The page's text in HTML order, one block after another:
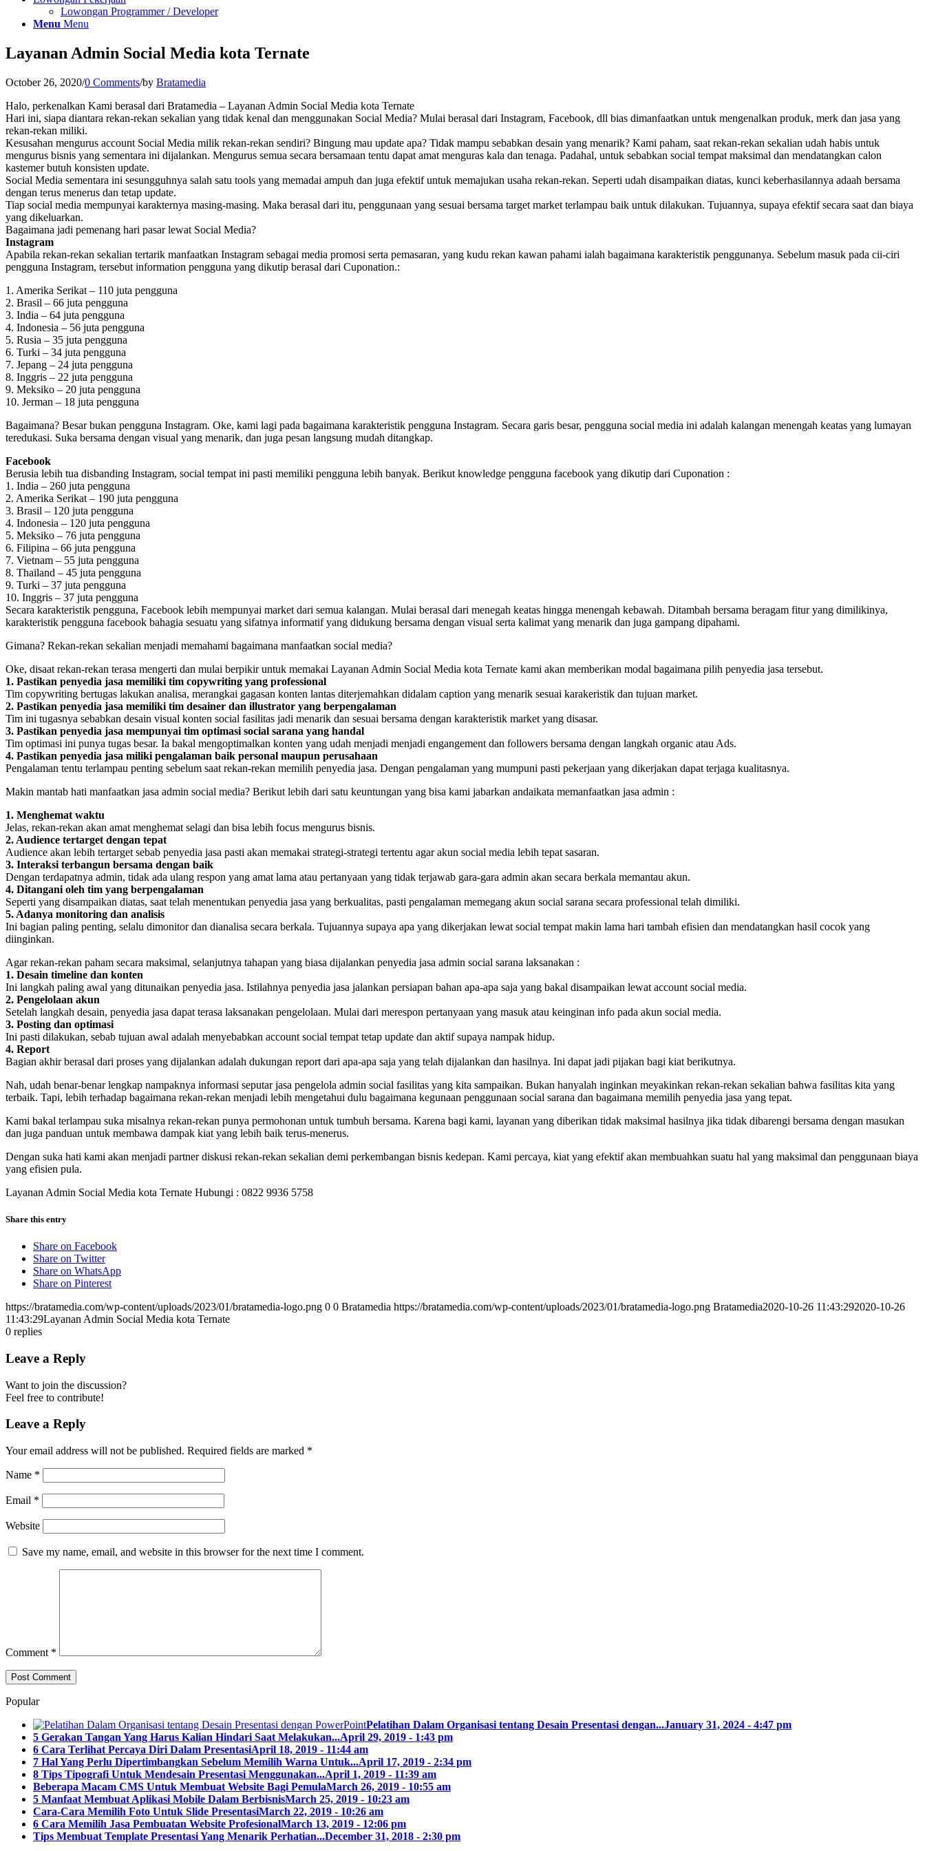
Lowongan Programmer / Developer
Menu Menu
Layanan Admin Social Media kota Ternate
October 26, 2020/0 Comments/by Bratamedia
Halo, perkenalkan Kami berasal dari Bratamedia – Layanan Admin Social Media kota Ternate
Hari ini, siapa diantara rekan-rekan sekalian yang tidak kenal dan menggunakan Social Media? Mulai berasal dari Instagram, Facebook, dll bias dimanfaatkan untuk mengenalkan produk, merk dan jasa yang
rekan-rekan miliki.
Kesusahan mengurus account Social Media milik rekan-rekan sendiri? Bingung mau update apa? Tidak mampu sebabkan desain yang menarik? Kami paham, saat rekan-rekan sekalian udah habis untuk
mengurus bisnis yang sementara ini dijalankan. Mengurus semua secara bersamaan tentu dapat amat menguras kala dan tenaga. Padahal, untuk sebabkan social tempat maksimal dan mendatangkan calon
kastemer butuh konsisten update.
Social Media sementara ini sesungguhnya salah satu tools yang memadai ampuh dan juga efektif untuk memajukan usaha rekan-rekan. Seperti udah disampaikan diatas, kunci keberhasilannya adaah bersama
dengan terus menerus dan tetap update.
Tiap social media mempunyai karakternya masing-masing. Maka berasal dari itu, penggunaan yang sesuai bersama target market terlampau baik untuk dilakukan. Tujuannya, supaya efektif secara saat dan biaya
yang dikeluarkan.
Bagaimana jadi pemenang hari pasar lewat Social Media?
Instagram
Apabila rekan-rekan sekalian tertarik manfaatkan Instagram sebagai media promosi serta pemasaran, yang kudu rekan kawan pahami ialah bagaimana karakteristik penggunanya. Sebelum masuk pada cii-ciri
pengguna Instagram, tersebut information pengguna yang dikutip berasal dari Cuponation.:
1. Amerika Serikat – 110 juta pengguna
2. Brasil – 66 juta pengguna
3. India – 64 juta pengguna
4. Indonesia – 56 juta pengguna
5. Rusia – 35 juta pengguna
6. Turki – 34 juta pengguna
7. Jepang – 24 juta pengguna
8. Inggris – 22 juta pengguna
9. Meksiko – 20 juta pengguna
10. Jerman – 18 juta pengguna
Bagaimana? Besar bukan pengguna Instagram. Oke, kami lagi pada bagaimana karakteristik pengguna Instagram. Secara garis besar, pengguna social media ini adalah kalangan menengah keatas yang lumayan
teredukasi. Suka bersama dengan visual yang menarik, dan juga pesan langsung mudah ditangkap.
Facebook
Berusia lebih tua disbanding Instagram, social tempat ini pasti memiliki pengguna lebih banyak. Berikut knowledge pengguna facebook yang dikutip dari Cuponation :
1. India – 260 juta pengguna
2. Amerika Serikat – 190 juta pengguna
3. Brasil – 120 juta pengguna
4. Indonesia – 120 juta pengguna
5. Meksiko – 76 juta pengguna
6. Filipina – 66 juta pengguna
7. Vietnam – 55 juta pengguna
8. Thailand – 45 juta pengguna
9. Turki – 37 juta pengguna
10. Inggris – 37 juta pengguna
Secara karakteristik pengguna, Facebook lebih mempunyai market dari semua kalangan. Mulai berasal dari menegah keatas hingga menengah kebawah. Ditambah bersama beragam fitur yang dimilikinya,
karakteristik pengguna facebook bahagia sesuatu yang sifatnya informatif yang didukung bersama dengan visual serta kalimat yang menarik dan juga gampang dipahami.
Gimana? Rekan-rekan sekalian menjadi memahami bagaimana manfaatkan social media?
Oke, disaat rekan-rekan terasa mengerti dan mulai berpikir untuk memakai Layanan Admin Social Media kota Ternate kami akan memberikan modal bagaimana pilih penyedia jasa tersebut.
1. Pastikan penyedia jasa memiliki tim copywriting yang professional
Tim copywriting bertugas lakukan analisa, merangkai gagasan konten lantas diterjemahkan didalam caption yang menarik sesuai karakeristik dan tujuan market.
2. Pastikan penyedia jasa memiliki tim desainer dan illustrator yang berpengalaman
Tim ini tugasnya sebabkan desain visual konten social fasilitas jadi menarik dan sesuai bersama dengan karakteristik market yang disasar.
3. Pastikan penyedia jasa mempunyai tim optimasi social sarana yang handal
Tim optimasi ini punya tugas besar. Ia bakal mengoptimalkan konten yang udah menjadi menjadi engangement dan followers bersama dengan langkah organic atau Ads.
4. Pastikan penyedia jasa miliki pengalaman baik personal maupun perusahaan
Pengalaman tentu terlampau penting sebelum saat rekan-rekan memilih penyedia jasa. Dengan pengalaman yang mumpuni pasti pekerjaan yang dikerjakan dapat terjaga kualitasnya.
Makin mantab hati manfaatkan jasa admin social media? Berikut lebih dari satu keuntungan yang bisa kami jabarkan andaikata memanfaatkan jasa admin :
1. Menghemat waktu
Jelas, rekan-rekan akan amat menghemat selagi dan bisa lebih focus mengurus bisnis.
2. Audience tertarget dengan tepat
Audience akan lebih tertarget sebab penyedia jasa pasti akan memakai strategi-strategi tertentu agar akun social media lebih tepat sasaran.
3. Interaksi terbangun bersama dengan baik
Dengan terdapatnya admin, tidak ada ulang respon yang amat lama atau pertanyaan yang tidak terjawab gara-gara admin akan secara berkala memantau akun.
4. Ditangani oleh tim yang berpengalaman
Seperti yang disampaikan diatas, saat telah menentukan penyedia jasa yang berkualitas, pasti pengalaman memegang akun social sarana secara professional telah dimiliki.
5. Adanya monitoring dan analisis
Ini bagian paling penting, selalu dimonitor dan dianalisa secara berkala. Tujuannya supaya apa yang dikerjakan lewat social tempat makin lama hari tambah efisien dan mendatangkan hasil cocok yang
diinginkan.
Agar rekan-rekan paham secara maksimal, selanjutnya tahapan yang biasa dijalankan penyedia jasa admin social sarana laksanakan :
1. Desain timeline dan konten
Ini langkah paling awal yang ditunaikan penyedia jasa. Istilahnya penyedia jasa jalankan persiapan bahan apa-apa saja yang bakal disampaikan lewat account social media.
2. Pengelolaan akun
Setelah langkah desain, penyedia jasa dapat terasa laksanakan pengelolaan. Mulai dari merespon pertanyaan yang masuk atau keinginan info pada akun social media.
3. Posting dan optimasi
Ini pasti dilakukan, sebab tujuan awal adalah menyebabkan account social tempat tetap update dan aktif supaya nampak hidup.
4. Report
Bagian akhir berasal dari proses yang dijalankan adalah dukungan report dari apa-apa saja yang telah dijalankan dan hasilnya. Ini dapat jadi pijakan bagi kiat berikutnya.
Nah, udah benar-benar lengkap nampaknya informasi seputar jasa pengelola admin social fasilitas yang kita sampaikan. Bukan hanyalah inginkan meyakinkan rekan-rekan sekalian bahwa fasilitas kita yang
terbaik. Tapi, lebih terhadap bagaimana rekan-rekan menjadi lebih mengetahui dulu bagaimana kegunaan penggunaan social sarana dan bagaimana memilih penyedia jasa yang tepat.
Kami bakal terlampau suka misalnya rekan-rekan punya permohonan untuk tumbuh bersama. Karena bagi kami, layanan yang diberikan tidak maksimal hasilnya jika tidak dibarengi bersama dengan masukan
dan juga panduan untuk membawa dampak kiat yang lebih baik terus-menerus.
Dengan suka hati kami akan menjadi partner diskusi rekan-rekan sekalian demi perkembangan bisnis kedepan. Kami percaya, kiat yang efektif akan membuahkan suatu hal yang maksimal dan penggunaan biaya
yang efisien pula.
Layanan Admin Social Media kota Ternate Hubungi : 0822 9936 5758
Share this entry
Share on Facebook
Share on Twitter
Share on WhatsApp
Share on Pinterest
https://bratamedia.com/wp-content/uploads/2023/01/bratamedia-logo.png 0 0 Bratamedia https://bratamedia.com/wp-content/uploads/2023/01/bratamedia-logo.png Bratamedia2020-10-26 11:43:292020-10-26
11:43:29Layanan Admin Social Media kota Ternate
0 replies
Leave a Reply
Want to join the discussion?
Feel free to contribute!
Leave a Reply
Your email address will not be published. Required fields are marked *
Name *
Email *
Website
Save my name, email, and website in this browser for the next time I comment.
Comment *
Popular
Pelatihan Dalam Organisasi tentang Desain Presentasi dengan...January 31, 2024 - 4:47 pm
5 Gerakan Tangan Yang Harus Kalian Hindari Saat Melakukan...April 29, 2019 - 1:43 pm
6 Cara Terlihat Percaya Diri Dalam PresentasiApril 18, 2019 - 11:44 am
7 Hal Yang Perlu Dipertimbangkan Sebelum Memilih Warna Untuk...April 17, 2019 - 2:34 pm
8 Tips Tipografi Untuk Mendesain Presentasi Menggunakan...April 1, 2019 - 11:39 am
Beberapa Macam CMS Untuk Membuat Website Bagi PemulaMarch 26, 2019 - 10:55 am
5 Manfaat Membuat Aplikasi Mobile Dalam BerbisnisMarch 25, 2019 - 10:23 am
Cara-Cara Memilih Foto Untuk Slide PresentasiMarch 22, 2019 - 10:26 am
6 Cara Memilih Jasa Pembuatan Website ProfesionalMarch 13, 2019 - 12:06 pm
Tips Membuat Template Presentasi Yang Menarik Perhatian...December 31, 2018 - 2:30 pm